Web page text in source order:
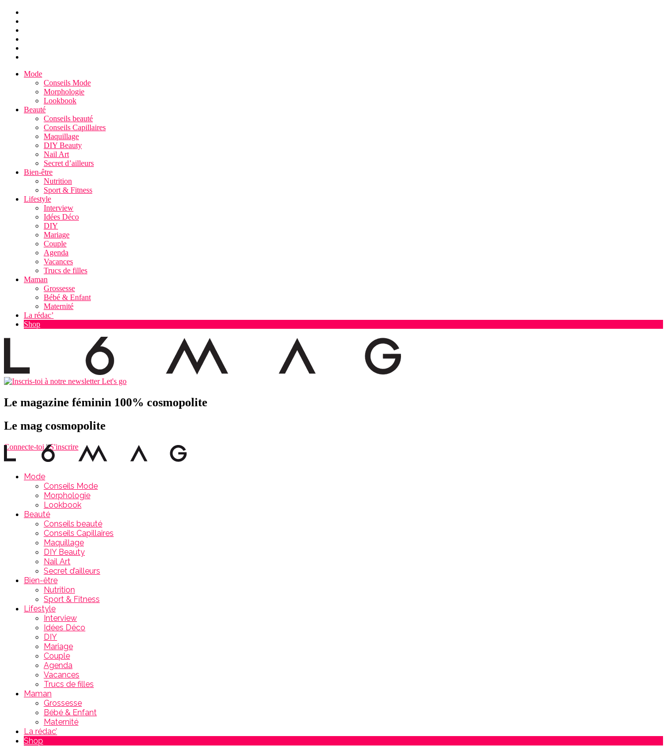
Mode
Conseils Mode
Morphologie
Lookbook
Beauté
Conseils beauté
Conseils Capillaires
Maquillage
DIY Beauty
Nail Art
Secret d’ailleurs
Bien-être
Nutrition
Sport & Fitness
Lifestyle
Interview
Idées Déco
DIY
Mariage
Couple
Agenda
Vacances
Trucs de filles
Maman
Grossesse
Bébé & Enfant
Maternité
La rédac’
Shop
Let's go
Le magazine féminin 100% cosmopolite
Le mag cosmopolite
Connecte-toi|S'inscrire
Mode
Conseils Mode
Morphologie
Lookbook
Beauté
Conseils beauté
Conseils Capillaires
Maquillage
DIY Beauty
Nail Art
Secret d’ailleurs
Bien-être
Nutrition
Sport & Fitness
Lifestyle
Interview
Idées Déco
DIY
Mariage
Couple
Agenda
Vacances
Trucs de filles
Maman
Grossesse
Bébé & Enfant
Maternité
La rédac’
Shop